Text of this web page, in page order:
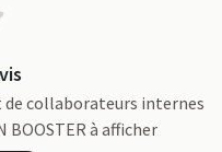
de collaborateurs internes
BOOSTER à afficher